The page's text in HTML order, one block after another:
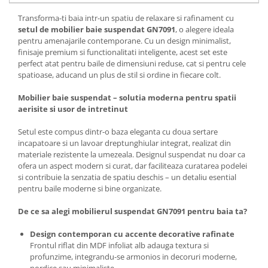
Mese gradinita
Scaune gradinita
Set mese si scaune gradinita
Mobilier copii
Mobila camera copii
Scaune birou pentru copii
Saltele patuturi copii
Paturi copii
Masa si scaune gradinita
Seturi comode living si dormitor
Transforma-ti baia intr-un spatiu de relaxare si rafinament cu
setul de mobilier baie suspendat GN7091, o alegere ideala
pentru amenajarile contemporane. Cu un design minimalist,
finisaje premium si functionalitati inteligente, acest set este
perfect atat pentru baile de dimensiuni reduse, cat si pentru cele
spatioase, aducand un plus de stil si ordine in fiecare colt.
Mobilier baie suspendat – solutia moderna pentru spatii
aerisite si usor de intretinut
Setul este compus dintr-o baza eleganta cu doua sertare
incapatoare si un lavoar dreptunghiular integrat, realizat din
materiale rezistente la umezeala. Designul suspendat nu doar ca
ofera un aspect modern si curat, dar faciliteaza curatarea podelei
si contribuie la senzatia de spatiu deschis – un detaliu esential
pentru baile moderne si bine organizate.
De ce sa alegi mobilierul suspendat GN7091 pentru baia ta?
Design contemporan cu accente decorative rafinate
Frontul riflat din MDF infoliat alb adauga textura si
profunzime, integrandu-se armonios in decoruri moderne,